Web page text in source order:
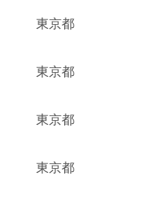
東京都
東京都
東京都
東京都